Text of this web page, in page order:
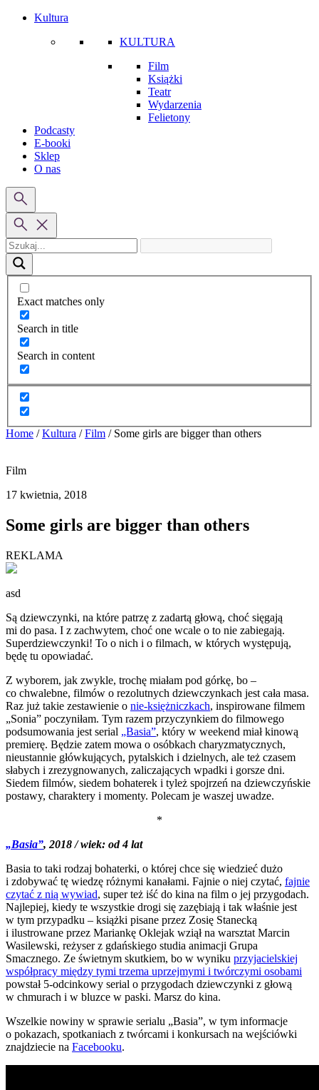
Kultura
KULTURA
Film
Książki
Teatr
Wydarzenia
Felietony
Podcasty
E-booki
Sklep
O nas
Exact matches only
Search in title
Search in content
Home / Kultura / Film / Some girls are bigger than others
Film
17 kwietnia, 2018
Some girls are bigger than others
REKLAMA
asd
Są dziewczynki, na które patrzę z zadartą głową, choć sięgają
mi do pasa. I z zachwytem, choć one wcale o to nie zabiegają.
Superdziewczynki! To o nich i o filmach, w których występują,
będę tu opowiadać.
Z wyborem, jak zwykle, trochę miałam pod górkę, bo –
co chwalebne, filmów o rezolutnych dziewczynkach jest cała masa.
Raz już takie zestawienie o nie-księżniczkach, inspirowane filmem
„Sonia” poczyniłam. Tym razem przyczynkiem do filmowego
podsumowania jest serial „Basia”, który w weekend miał kinową
premierę. Będzie zatem mowa o osóbkach charyzmatycznych,
nieustannie główkujących, pytalskich i dzielnych, ale też czasem
słabych i zrezygnowanych, zaliczających wpadki i gorsze dni.
Siedem filmów, siedem bohaterek i tyleż spojrzeń na dziewczyńskie
postawy, charaktery i momenty. Polecam je waszej uwadze.
*
„Basia”, 2018 / wiek: od 4 lat
Basia to taki rodzaj bohaterki, o której chce się wiedzieć dużo
i zdobywać tę wiedzę różnymi kanałami. Fajnie o niej czytać, fajnie
czytać z nią wywiad, super też iść do kina na film o jej przygodach.
Najlepiej, kiedy te wszystkie drogi się zazębiają i tak właśnie jest
w tym przypadku – książki pisane przez Zosię Stanecką
i ilustrowane przez Mariankę Oklejak wziął na warsztat Marcin
Wasilewski, reżyser z gdańskiego studia animacji Grupa
Smacznego. Ze świetnym skutkiem, bo w wyniku przyjacielskiej
współpracy między tymi trzema uprzejmymi i twórczymi osobami
powstał 5-odcinkowy serial o przygodach dziewczynki z głową
w chmurach i w bluzce w paski. Marsz do kina.
Wszelkie nowiny w sprawie serialu „Basia”, w tym informacje
o pokazach, spotkaniach z twórcami i konkursach na wejściówki
znajdziecie na Facebooku.